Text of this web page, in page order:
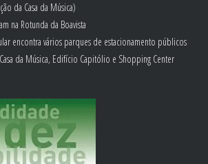
da Casa da Música)
na Rotunda da Boavista
encontra vários parques de estacionamento públicos
da Música, Edifício Capitólio e Shopping Center